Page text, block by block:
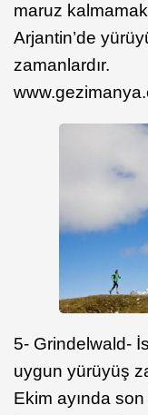
maruz
Arjantin’de
zamanlardır.
5- Grindelwald-
uygun yürüyüş
Ekim ayında